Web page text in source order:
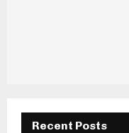
Recent Posts